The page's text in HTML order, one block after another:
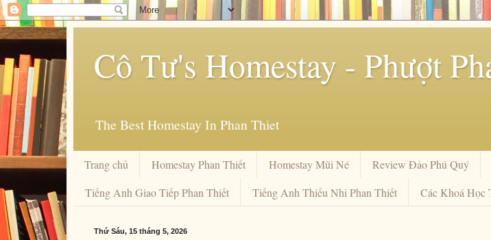
Cô Tư's Homestay - Phượt
The Best Homestay In Phan Thiet
Trang chủ Homestay Phan Thiết Homestay Mũi Né Review Đảo Phú Quý
Tiếng Anh Giao Tiếp Phan Thiết
Tiếng Anh Thiếu Nhi Phan Thiết Các Khoá Học
Thứ Sáu, 15 tháng 5, 2026